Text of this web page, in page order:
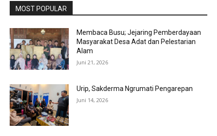
MOST POPULAR
Membaca Busu; Jejaring Pemberdayaan
Masyarakat Desa Adat dan Pelestarian
Alam
Juni 21, 2026
Urip, Sakderma Ngrumati Pengarepan
Juni 14, 2026